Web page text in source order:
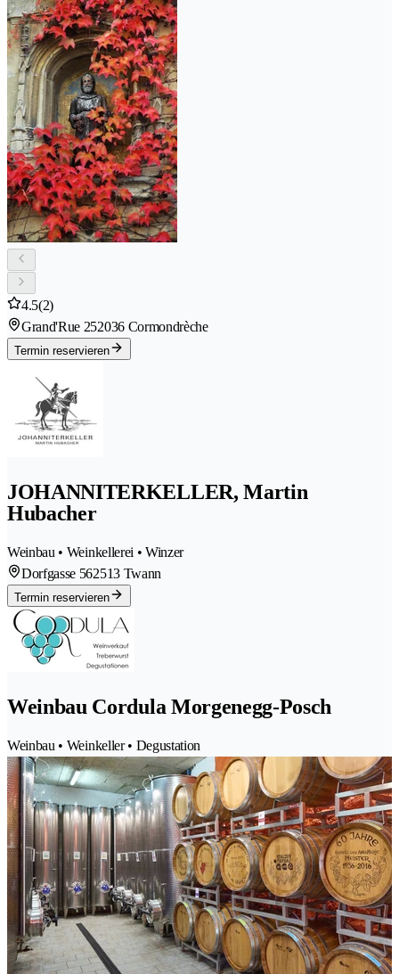
4.5(2)
Grand'Rue 252036 Cormondrèche
Termin reservieren
JOHANNITERKELLER, Martin
Hubacher
Weinbau • Weinkellerei • Winzer
Dorfgasse 562513 Twann
Termin reservieren
Weinbau Cordula Morgenegg-Posch
Weinbau • Weinkeller • Degustation